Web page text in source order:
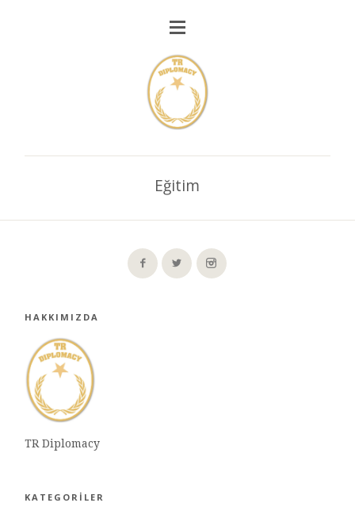
Eğitim
HAKKIMIZDA
TR Diplomacy
KATEGORİLER